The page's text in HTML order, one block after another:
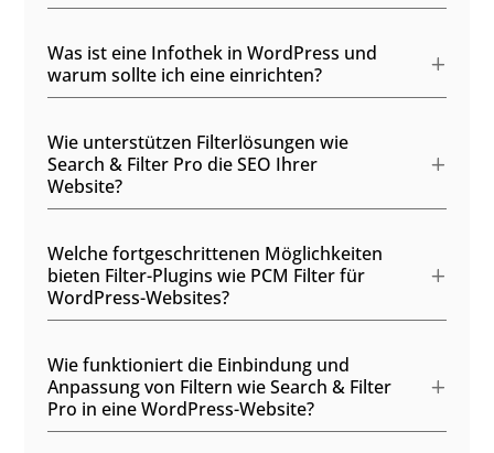
Was ist eine Infothek in WordPress und
warum sollte ich eine einrichten?
Wie unterstützen Filterlösungen wie
Search & Filter Pro die SEO Ihrer
Website?
Welche fortgeschrittenen Möglichkeiten
bieten Filter-Plugins wie PCM Filter für
WordPress-Websites?
Wie funktioniert die Einbindung und
Anpassung von Filtern wie Search & Filter
Pro in eine WordPress-Website?